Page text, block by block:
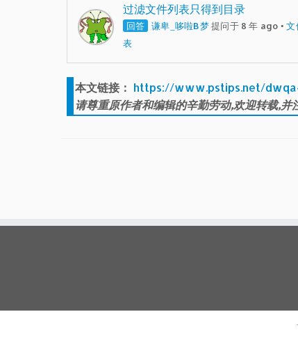
过滤文件列表只得到目录
回答 谦卑_哆啦B梦提问于 8 年 ago •文
表
本文链接： https://www.pstips.net/
请尊重原作者和编辑的辛勤劳动,欢迎转载,并